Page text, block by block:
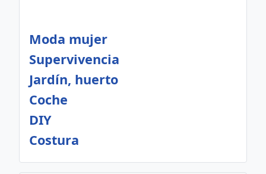
Moda mujer
Supervivencia
Jardín, huerto
Coche
DIY
Costura